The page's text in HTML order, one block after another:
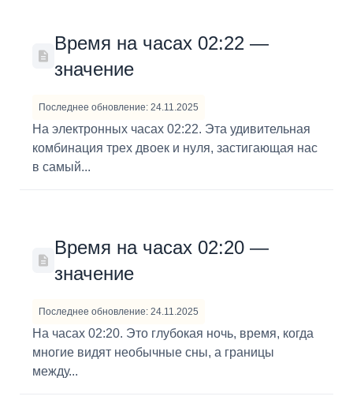
Время на часах 02:22 —
значение
Последнее обновление: 24.11.2025
На электронных часах 02:22. Эта удивительная
комбинация трех двоек и нуля, застигающая нас
в самый...
Время на часах 02:20 —
значение
Последнее обновление: 24.11.2025
На часах 02:20. Это глубокая ночь, время, когда
многие видят необычные сны, а границы
между...